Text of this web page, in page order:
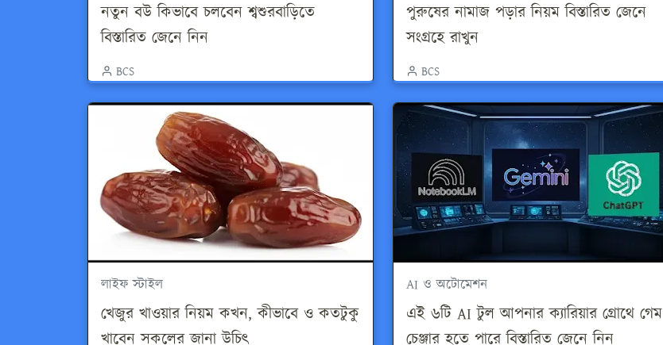
নতুন বউ কিভাবে চলবেন শ্বশুরবাড়িতে
বিস্তারিত জেনে নিন
BCS
পুরুষের নামাজ পড়ার নিয়ম বিস্তারিত জেনে
সংগ্রহে রাখুন
BCS
লাইফ স্টাইল
খেজুর খাওয়ার নিয়ম কখন, কীভাবে ও কতটুকু
খাবেন সকলের জানা উচিৎ
AI ও অটোমেশন
এই ৬টি AI টুল আপনার ক্যারিয়ার গ্রোথে গেম
চেঞ্জার হতে পারে বিস্তারিত জেনে নিন